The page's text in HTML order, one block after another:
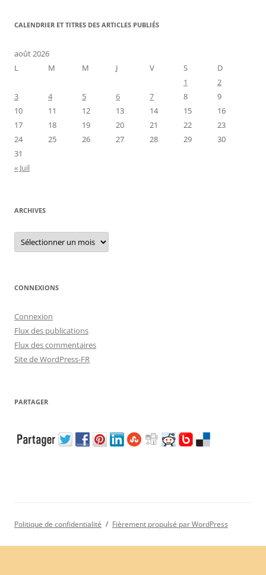
CALENDRIER ET TITRES DES ARTICLES PUBLIÉS
août 2026
L
M M J V S
D
1
2
3
4 5 6 7 8
9
10
11 12 13 14 15
16
17
18 19 20 21 22
23
24
25 26 27 28 29
30
31
« Juil
ARCHIVES
Archives
CONNEXIONS
Connexion
Flux des publications
Flux des commentaires
Site de WordPress-FR
PARTAGER
Politique de confidentialité Fièrement propulsé par WordPress